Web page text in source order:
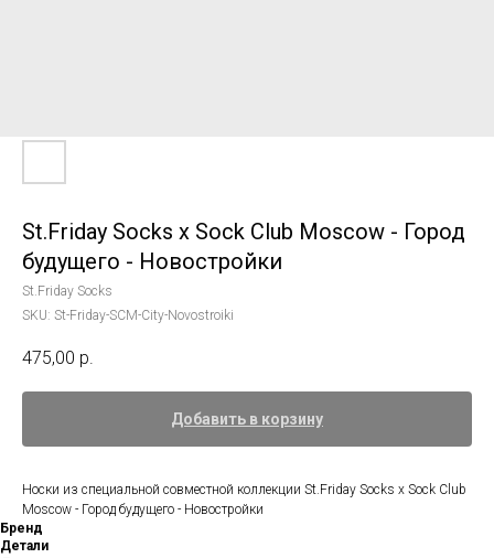
St.Friday Socks x Sock Club Moscow - Город
будущего - Новостройки
St.Friday Socks
SKU: St-Friday-SCM-City-Novostroiki
475,00 р.
Добавить в корзину
Носки из специальной совместной коллекции St.Friday Socks x Sock Club
Moscow - Город будущего - Новостройки
Бренд
Детали